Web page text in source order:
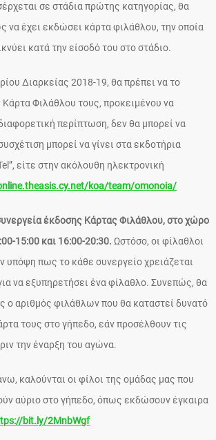
σε στάδια πρώτης κατηγορίας, θα
να έχει εκδώσει κάρτα φιλάθλου, την οποία
κατά την είσοδό του στο στάδιο.
Διαρκείας 2018-19, θα πρέπει να το
Κάρτα Φιλάθλου τους, προκειμένου να
περίπτωση, δεν θα μπορεί να
μπορεί να γίνει στα εκδοτήρια
είτε στην ακόλουθη ηλεκτρονική
koa/team/omonoia/
έκδοσης Κάρτας Φιλάθλου, στο χώρο
15:00 και 16:00-20:30. Ωστόσο, οι φίλαθλοι
υπόψη πως το κάθε συνεργείο χρειάζεται
να εξυπηρετήσει ένα φίλαθλο. Συνεπώς, θα
ο αριθμός φιλάθλων που θα καταστεί δυνατό
τους στο γήπεδο, εάν προσέλθουν τις
την έναρξη του αγώνα.
καλούνται οι φίλοι της ομάδας μας που
αύριο στο γήπεδο, όπως εκδώσουν έγκαιρα
bit.ly/2MnbWgf